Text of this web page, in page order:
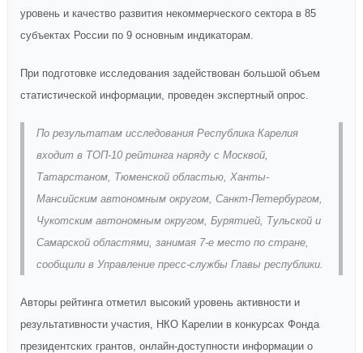
уровень и качество развития некоммерческого сектора в 85
субъектах России по 9 основным индикаторам.
При подготовке исследования задействован большой объем
статистической информации, проведен экспертный опрос.
По результатам исследования Республика Карелия
входит в ТОП-10 рейтинга наряду с Москвой,
Татарстаном, Тюменской областью, Ханты-
Мансийским автономным округом, Санкт-Петербургом,
Чукотским автономным округом, Бурятией, Тульской и
Самарской областями, занимая 7-е место по стране,
сообщили в Управление пресс-службы Главы республики.​
Авторы рейтинга отметил высокий уровень активности и
результативности участия, НКО Карелии в конкурсах Фонда
президентских грантов, онлайн-доступности информации о